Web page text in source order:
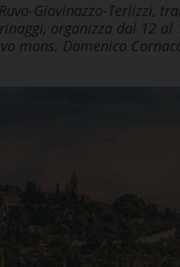
Giovinazzo-Terlizzi,
organizza dal 12
mons. Domenico